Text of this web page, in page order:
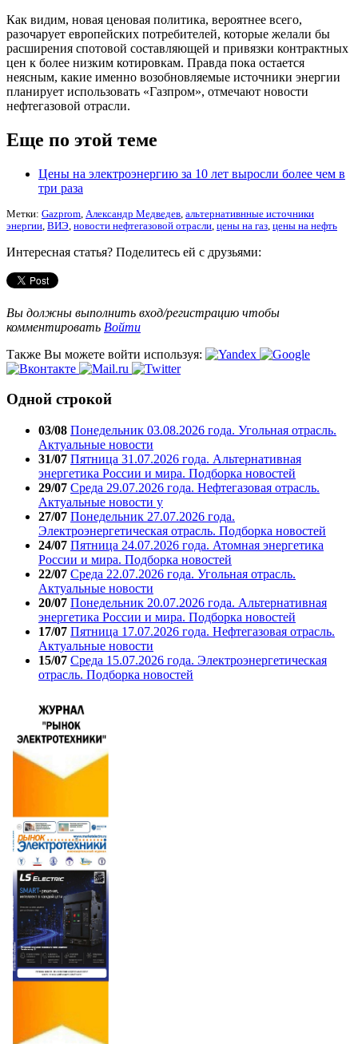
Как видим, новая ценовая политика, вероятнее всего,
разочарует европейских потребителей, которые желали бы
расширения спотовой составляющей и привязки контрактных
цен к более низким котировкам. Правда пока остается
неясным, какие именно возобновляемые источники энергии
планирует использовать «Газпром», отмечают новости
нефтегазовой отрасли.
Еще по этой теме
Цены на электроэнергию за 10 лет выросли более чем в
три раза
Метки: Gazprom Александр Медведев альтернативнные источники
энергии ВИЭ новости нефтегазовой отрасли цены на газ цены на нефть
Интересная статья? Поделитесь ей с друзьями:
Вы должны выполнить вход/регистрацию чтобы
комментировать Войти
Также Вы можете войти используя:
Одной строкой
03/08 Понедельник 03.08.2026 года. Угольная отрасль.
Актуальные новости
31/07 Пятница 31.07.2026 года. Альтернативная
энергетика России и мира. Подборка новостей
29/07 Среда 29.07.2026 года. Нефтегазовая отрасль.
Актуальные новости у
27/07 Понедельник 27.07.2026 года.
Электроэнергетическая отрасль. Подборка новостей
24/07 Пятница 24.07.2026 года. Атомная энергетика
России и мира. Подборка новостей
22/07 Среда 22.07.2026 года. Угольная отрасль.
Актуальные новости
20/07 Понедельник 20.07.2026 года. Альтернативная
энергетика России и мира. Подборка новостей
17/07 Пятница 17.07.2026 года. Нефтегазовая отрасль.
Актуальные новости
15/07 Среда 15.07.2026 года. Электроэнергетическая
отрасль. Подборка новостей